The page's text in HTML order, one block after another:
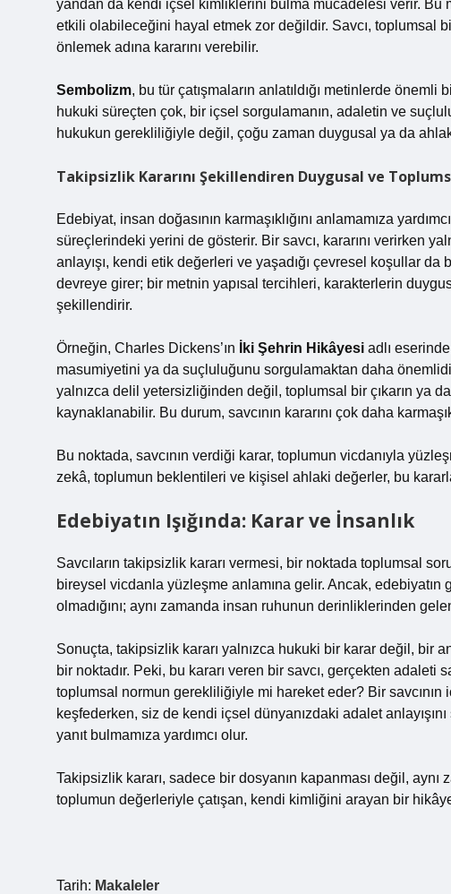
yandan da kendi içsel kimliklerini bulma mücadelesi verir. Bu
etkili olabileceğini hayal etmek zor değildir. Savcı, toplumsal
önlemek adına kararını verebilir.
Sembolizm, bu tür çatışmaların anlatıldığı metinlerde
hukuki süreçten çok, bir içsel sorgulamanın, adaletin ve
hukukun gerekliliğiyle değil, çoğu zaman duygusal ya da
Takipsizlik Kararını Şekillendiren Duygusal ve
Edebiyat, insan doğasının karmaşıklığını anlamamıza
süreçlerindeki yerini de gösterir. Bir savcı, kararını verirken
anlayışı, kendi etik değerleri ve yaşadığı çevresel koşullar da
devreye girer; bir metnin yapısal tercihleri, karakterlerin
şekillendirir.
Örneğin, Charles Dickens’ın İki Şehrin Hikâyesi adlı
masumiyetini ya da suçluluğunu sorgulamaktan daha
yalnızca delil yetersizliğinden değil, toplumsal bir çıkarın ya
kaynaklanabilir. Bu durum, savcının kararını çok daha
Bu noktada, savcının verdiği karar, toplumun vicdanıyla
zekâ, toplumun beklentileri ve kişisel ahlaki değerler, bu
Edebiyatın Işığında: Karar ve İnsanlık
Savcıların takipsizlik kararı vermesi, bir noktada toplumsal
bireysel vicdanla yüzleşme anlamına gelir. Ancak, edebiyatın
olmadığını; aynı zamanda insan ruhunun derinliklerinden
Sonuçta, takipsizlik kararı yalnızca hukuki bir karar değil, bir
bir noktadır. Peki, bu kararı veren bir savcı, gerçekten adaleti
toplumsal normun gerekliliğiyle mi hareket eder? Bir savcının
keşfederken, siz de kendi içsel dünyanızdaki adalet
yanıt bulmamıza yardımcı olur.
Takipsizlik kararı, sadece bir dosyanın kapanması değil,
toplumun değerleriyle çatışan, kendi kimliğini arayan bir
Tarih: Makaleler